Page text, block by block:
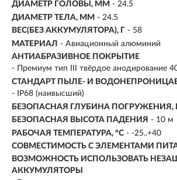
ДИАМЕТР ГОЛОВЫ, ММ - 24.5
ДИАМЕТР ТЕЛА, ММ - 24.5
ВЕС(БЕЗ АККУМУЛЯТОРА), Г - 58
МАТЕРИАЛ - Авиационный алюминий
АНТИАБРАЗИВНОЕ ПОКРЫТИЕ
- Премиум тип III твёрдое анодирование
СТАНДАРТ ПЫЛЕ- И
- IP68 (наивысший)
БЕЗОПАСНАЯ ГЛУБИНА ПОГРУЖЕНИЯ,
БЕЗОПАСНАЯ ВЫСОТА ПАДЕНИЯ - 10 м
РАБОЧАЯ ТЕМПЕРАТУРА, °C - -25..+40
СОВМЕСТИМОСТЬ С ЭЛЕМЕНТАМИ
ВОЗМОЖНОСТЬ ИСПОЛЬЗОВАТЬ
АККУМУЛЯТОРЫ